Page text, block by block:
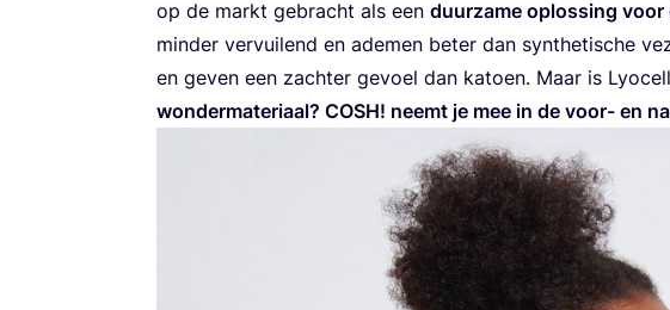
op de markt gebracht als een duur­za­me oplos­sing voor
min­der ver­vui­lend en ade­men beter dan syn­the­ti­sche
en geven een zach­ter gevoel dan katoen. Maar is Lyo­cell
won­der­ma­te­ri­aal? COSH! neemt je mee in de voor- en